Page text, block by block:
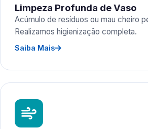
Limpeza Profunda de Vaso
Acúmulo de resíduos ou mau cheiro
Realizamos higienização completa.
Saiba Mais